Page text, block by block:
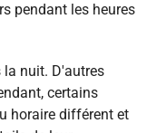
pendant les heures
la nuit. D'autres
certains
horaire différent et